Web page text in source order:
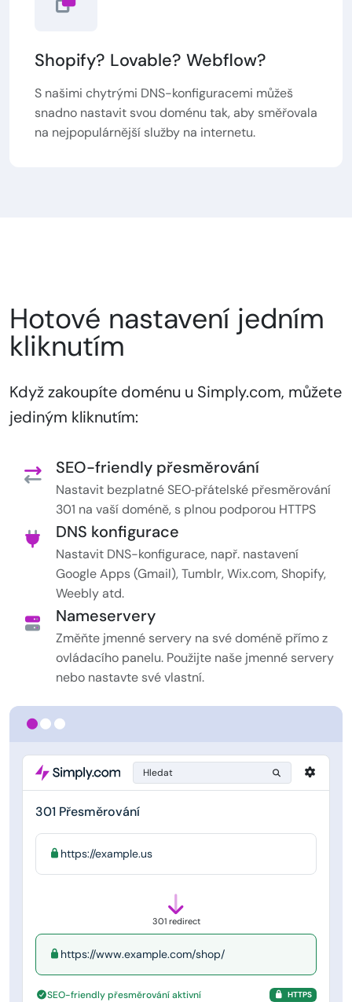
Shopify? Lovable? Webflow?
S našimi chytrými DNS-konfiguracemi můžeš
snadno nastavit svou doménu tak, aby směřovala
na nejpopulárnější služby na internetu.
Hledat
301 Přesměrování
https://example.us
301 redirect
https://www.example.com/shop/
SEO-friendly přesměrování aktivní HTTPS
Hotové nastavení jedním
kliknutím
Když zakoupíte doménu u Simply.com, můžete
jediným kliknutím:
SEO-friendly přesměrování
Nastavit bezplatné SEO‑přátelské přesměrování
301 na vaší doméně, s plnou podporou HTTPS
DNS konfigurace
Nastavit DNS-konfigurace, např. nastavení
Google Apps (Gmail), Tumblr, Wix.com, Shopify,
Weebly atd.
Nameservery
Změňte jmenné servery na své doméně přímo z
ovládacího panelu. Použijte naše jmenné servery
nebo nastavte své vlastní.